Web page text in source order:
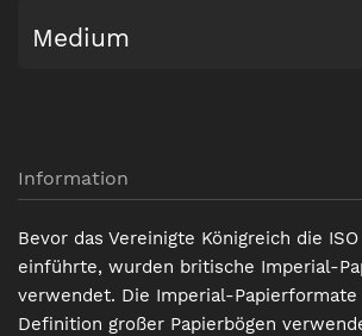
Medium
Information
Bevor das Vereinigte Königreich die
einführte, wurden britische Imperial-
verwendet. Die Imperial-
Definition großer Papierbögen